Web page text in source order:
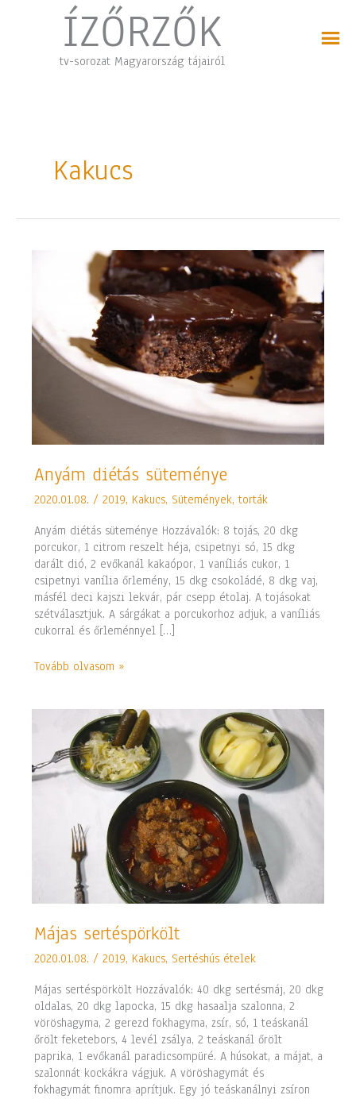
ÍZŐRZŐK
tv-sorozat Magyarország tájairól
Kakucs
Anyám diétás süteménye
2020.01.08. /2019, Kakucs, Sütemények, torták
Anyám diétás süteménye Hozzávalók: 8 tojás, 20 dkg
porcukor, 1 citrom reszelt héja, csipetnyi só, 15 dkg
darált dió, 2 evőkanál kakaópor, 1 vaníliás cukor, 1
csipetnyi vanília őrlemény, 15 dkg csokoládé, 8 dkg vaj,
másfél deci kajszi lekvár, pár csepp étolaj. A tojásokat
szétválasztjuk. A sárgákat a porcukorhoz adjuk, a vaníliás
cukorral és őrleménnyel […]
Anyám
diétás
süteménye
Tovább olvasom »
Májas sertéspörkölt
2020.01.08. /2019, Kakucs, Sertéshús ételek
Májas sertéspörkölt Hozzávalók: 40 dkg sertésmáj, 20 dkg
oldalas, 20 dkg lapocka, 15 dkg hasaalja szalonna, 2
vöröshagyma, 2 gerezd fokhagyma, zsír, só, 1 teáskanál
őrölt feketebors, 4 levél zsálya, 2 teáskanál őrölt
paprika, 1 evőkanál paradicsompüré. A húsokat, a májat, a
szalonnát kockákra vágjuk. A vöröshagymát és
fokhagymát finomra aprítjuk. Egy jó teáskanálnyi zsíron
Májas
sertéspörkölt